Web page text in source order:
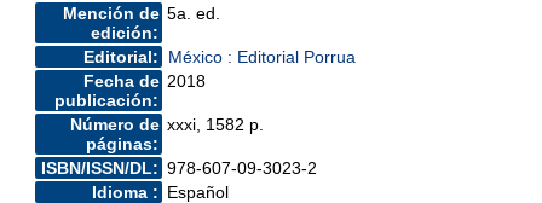
Mención de
edición:
5a. ed.
Editorial:
México : Editorial Porrua
Fecha de
publicación:
2018
Número de
páginas:
xxxi, 1582 p.
ISBN/ISSN/DL: 978-607-09-3023-2
Idioma : Español